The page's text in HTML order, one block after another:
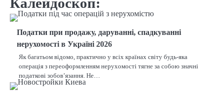
Податки при продажу, даруванні, спадкуванні
нерухомості в Україні 2026
Як багатьом відомо, практично у всіх країнах світу будь-яка
операція з переоформленням нерухомості тягне за собою значні
податкові зобов’язання. Не…